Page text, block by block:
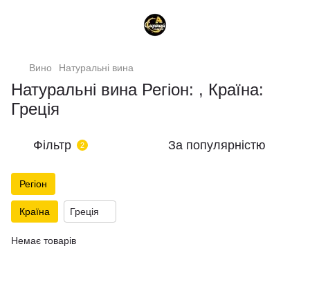
Вино Натуральні вина
Натуральні вина Регіон: , Країна:
Греція
Фільтр 2 За популярністю
Регіон
Країна Греція
Немає товарів